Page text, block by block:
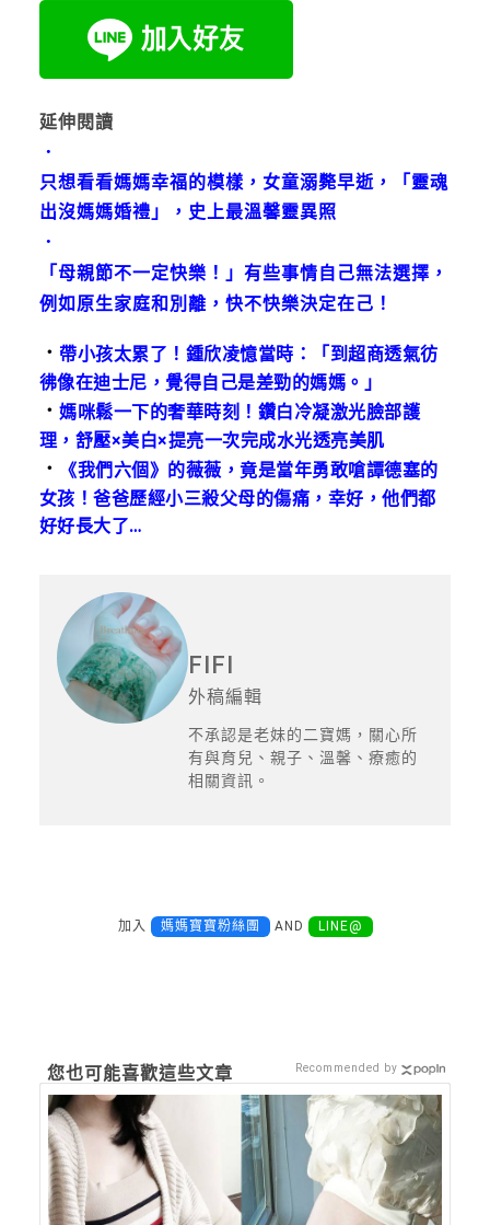
延伸閱讀
．
只想看看媽媽幸福的模樣，女童溺斃早逝，「靈魂
出沒媽媽婚禮」，史上最溫馨靈異照
．
「母親節不一定快樂！」有些事情自己無法選擇，
例如原生家庭和別離，快不快樂決定在己！
． 帶小孩太累了！鍾欣凌憶當時：「到超商透氣彷
彿像在迪士尼，覺得自己是差勁的媽媽。」
．媽咪鬆一下的奢華時刻！鑽白冷凝激光臉部護
理，舒壓×美白×提亮一次完成水光透亮美肌
．
《我們六個》的薇薇，竟是當年勇敢嗆譚德塞的
女孩！爸爸歷經小三殺父母的傷痛，幸好，他們都
好好長大了…
FIFI
外稿編輯
不承認是老妹的二寶媽，關心所
有與育兒、親子、溫馨、療癒的
相關資訊。
加入 媽媽寶寶粉絲團 AND LINE@
您也可能喜歡這些文章 Recommended by